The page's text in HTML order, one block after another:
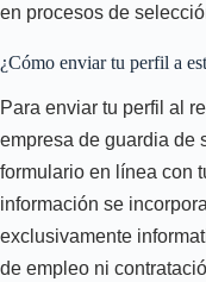
en procesos de
¿Cómo enviar tu perfil a
Para enviar tu perfil al
empresa de guardia de
formulario en línea con
información se
exclusivamente
de empleo ni